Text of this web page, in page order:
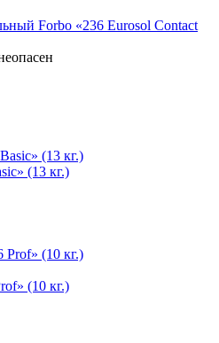
Forbo «236 Eurosol Contact
(13 кг.)
(10 кг.)